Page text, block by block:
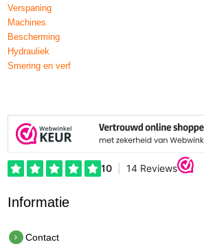
Verspaning
Machines
Bescherming
Hydrauliek
Smering en verf
Informatie
Contact